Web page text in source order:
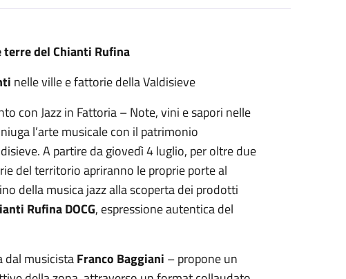
del Chianti Rufina
nelle ville e fattorie della Valdisieve
con Jazz in Fattoria – Note, vini e sapori nelle
l’arte musicale con il patrimonio
A partire da giovedì 4 luglio, per oltre due
del territorio apriranno le proprie porte al
della musica jazz alla scoperta dei prodotti
Rufina DOCG, espressione autentica del
dal musicistaFranco Baggiani – propone un